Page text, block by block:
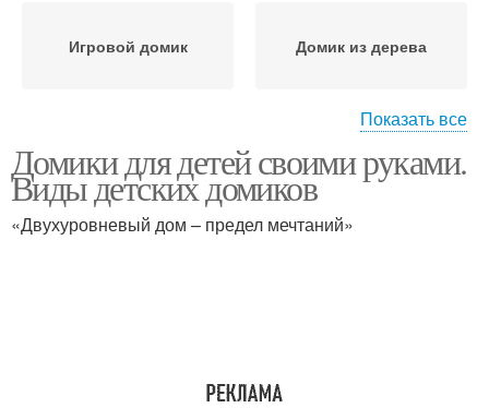
Игровой домик Домик из дерева
Детский домик Деревянный домик
Показать все
Домики для детей своими руками.
Виды детских домиков
«Двухуровневый дом – предел мечтаний»